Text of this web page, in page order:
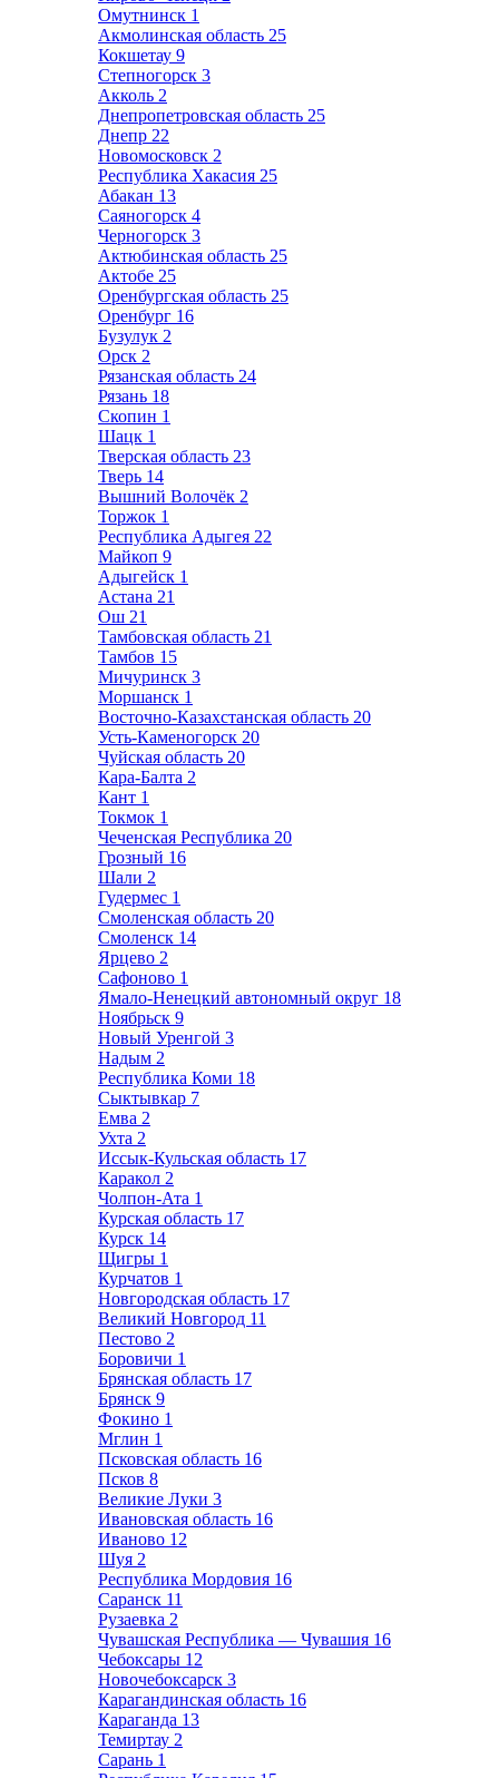
Омутнинск 1
Акмолинская область 25
Кокшетау 9
Степногорск 3
Акколь 2
Днепропетровская область 25
Днепр 22
Новомосковск 2
Республика Хакасия 25
Абакан 13
Саяногорск 4
Черногорск 3
Актюбинская область 25
Актобе 25
Оренбургская область 25
Оренбург 16
Бузулук 2
Орск 2
Рязанская область 24
Рязань 18
Скопин 1
Шацк 1
Тверская область 23
Тверь 14
Вышний Волочёк 2
Торжок 1
Республика Адыгея 22
Майкоп 9
Адыгейск 1
Астана 21
Ош 21
Тамбовская область 21
Тамбов 15
Мичуринск 3
Моршанск 1
Восточно-Казахстанская область 20
Усть-Каменогорск 20
Чуйская область 20
Кара-Балта 2
Кант 1
Токмок 1
Чеченская Республика 20
Грозный 16
Шали 2
Гудермес 1
Смоленская область 20
Смоленск 14
Ярцево 2
Сафоново 1
Ямало-Ненецкий автономный округ 18
Ноябрьск 9
Новый Уренгой 3
Надым 2
Республика Коми 18
Сыктывкар 7
Емва 2
Ухта 2
Иссык-Кульская область 17
Каракол 2
Чолпон-Ата 1
Курская область 17
Курск 14
Щигры 1
Курчатов 1
Новгородская область 17
Великий Новгород 11
Пестово 2
Боровичи 1
Брянская область 17
Брянск 9
Фокино 1
Мглин 1
Псковская область 16
Псков 8
Великие Луки 3
Ивановская область 16
Иваново 12
Шуя 2
Республика Мордовия 16
Саранск 11
Рузаевка 2
Чувашская Республика — Чувашия 16
Чебоксары 12
Новочебоксарск 3
Карагандинская область 16
Караганда 13
Темиртау 2
Сарань 1